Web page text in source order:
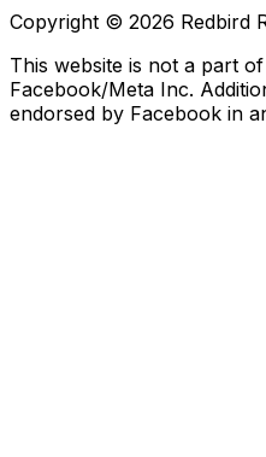
Copyright © 2026 Redbird
This website is not a part
Facebook/Meta Inc.
endorsed by Facebook in